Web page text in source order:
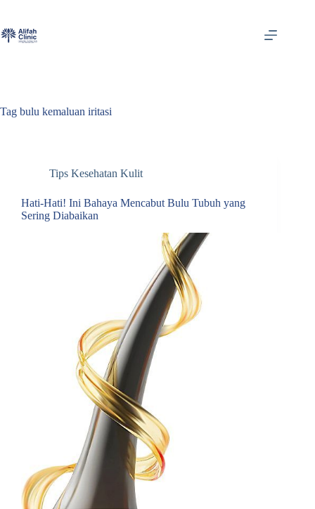
content
Tag bulu kemaluan iritasi
Tips Kesehatan Kulit
Hati-Hati! Ini Bahaya Mencabut Bulu Tubuh yang
Sering Diabaikan